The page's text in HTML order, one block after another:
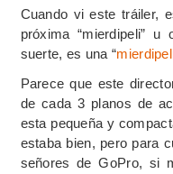
Cuando vi este tráiler,
próxima “mierdipeli”
suerte, es una “
Parece que este
de cada 3 planos de
esta pequeña y
estaba bien, pero para
señores de GoPro, si